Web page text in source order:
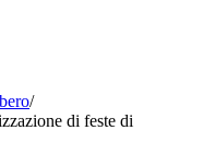
/
di feste di